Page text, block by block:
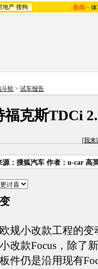
地产 搜狗 新闻 -
斗轮 > 试车报告
克斯TDCi
[我来
源：搜狐汽车 作者：u-car 高
小改款工程的变
改款Focus，除了
件仍是沿用现有